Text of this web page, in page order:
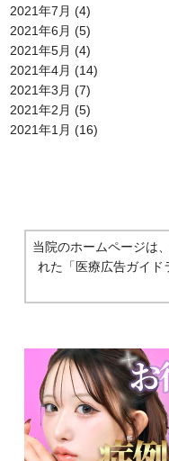
2021年7月 (4)
2021年6月 (5)
2021年5月 (4)
2021年4月 (14)
2021年3月 (7)
2021年2月 (5)
2021年1月 (16)
当院のホームページは
れた 「医療広告ガイ